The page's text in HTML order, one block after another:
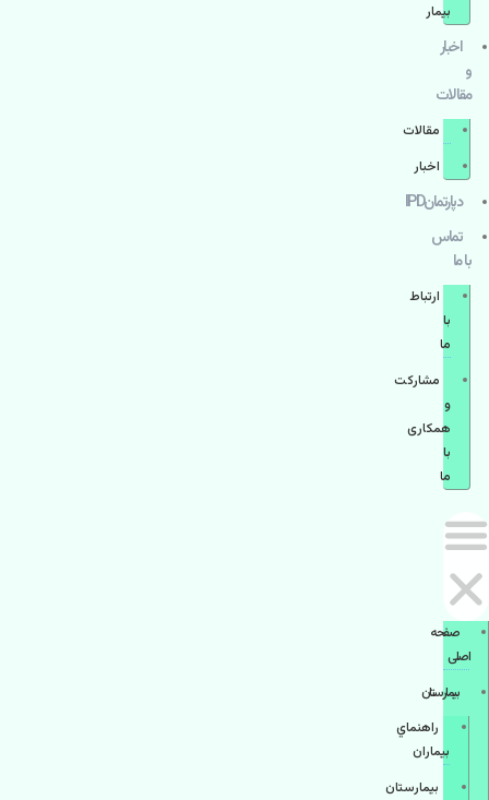
بیمار
اخبار
و
مقالات
مقالات
اخبار
دپارتمانIPD
تماس
با ما
ارتباط
با
ما
مشاركت
و
همكاری
با
ما
صفحه
اصلی
بيمارستان
راهنماي
بیماران
بیمارستان